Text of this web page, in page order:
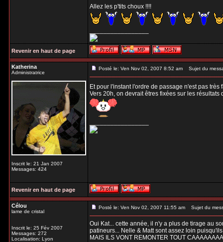
Allez les p'tits choux !!!!
_________________
Revenir en haut de page
Katherina
Administratrice
Inscrit le: 21 Jan 2007
Messages: 424
Posté le: Ven Nov 02, 2007 8:52 am Sujet du
Et pour l'instant l'ordre de passage n'est pas
Vers 20h, on devrait êtres fixées sur les résultats
_________________
Revenir en haut de page
Célou
lame de cristal
Inscrit le: 25 Fév 2007
Messages: 272
Localisation: Lyon
Posté le: Ven Nov 02, 2007 11:55 am Sujet du
Oui Kat... cette année, il n'y a plus de tirage au
patineurs... Nelle & Matt sont assez loin
MAIS ILS VONT REMONTER TOUT